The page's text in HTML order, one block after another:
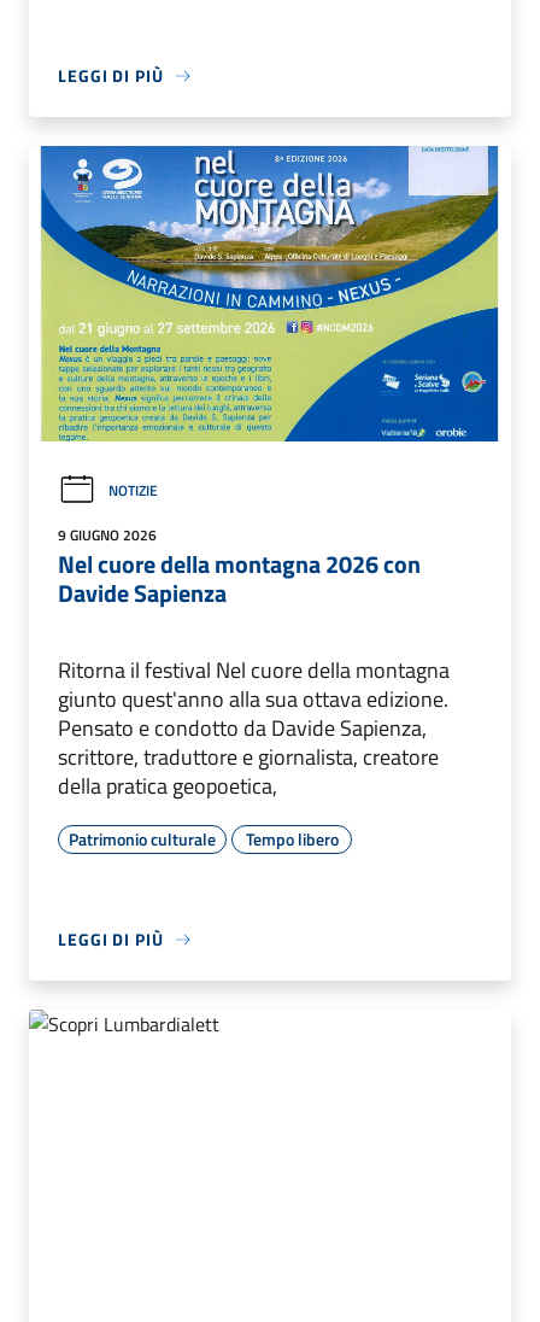
LEGGI DI PIÙ
NOTIZIE
9 GIUGNO 2026
Nel cuore della montagna 2026 con
Davide Sapienza
Ritorna il festival Nel cuore della montagna
giunto quest'anno alla sua ottava edizione.
Pensato e condotto da Davide Sapienza,
scrittore, traduttore e giornalista, creatore
della pratica geopoetica,
Patrimonio culturale Tempo libero
LEGGI DI PIÙ